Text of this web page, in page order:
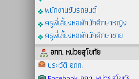
พนักงานขับรถยนต์
ครูพี่เลี้ยงหอพักนักศึกษาหญิง
ครูพี่เลี้ยงหอพักนักศึกษาชาย
อกท. หน่วยสุโขทัย
ประวัติ อกท.